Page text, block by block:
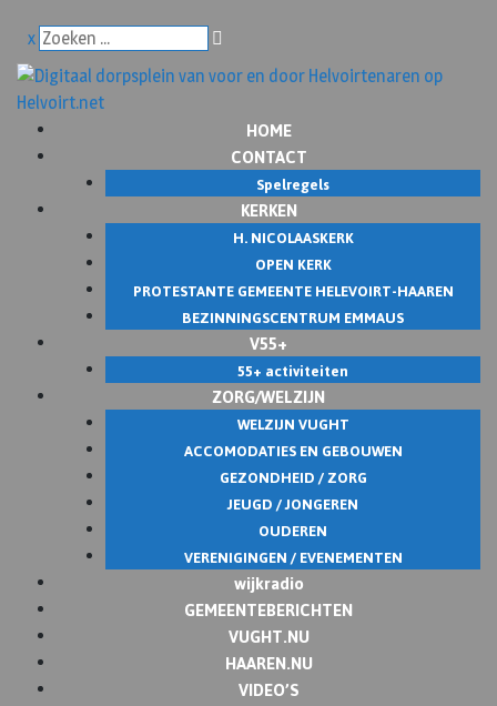
x
HOME
CONTACT
Spelregels
KERKEN
H. NICOLAASKERK
OPEN KERK
PROTESTANTE GEMEENTE HELEVOIRT-HAAREN
BEZINNINGSCENTRUM EMMAUS
V55+
55+ activiteiten
ZORG/WELZIJN
WELZIJN VUGHT
ACCOMODATIES EN GEBOUWEN
GEZONDHEID / ZORG
JEUGD / JONGEREN
OUDEREN
VERENIGINGEN / EVENEMENTEN
wijkradio
GEMEENTEBERICHTEN
VUGHT.NU
HAAREN.NU
VIDEO’S